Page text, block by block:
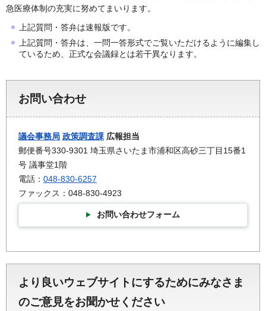
急医療体制の充実に努めてまいります。
上記質問・答弁は速報版です。
上記質問・答弁は、一問一答形式でご覧いただけるように編集し
ているため、正式な会議録とは若干異なります。
お問い合わせ
議会事務局 政策調査課 広報担当
郵便番号330-9301 埼玉県さいたま市浦和区高砂三丁目15番1
号 議事堂1階
電話： 048-830-6257
ファックス：048-830-4923
お問い合わせフォーム
より良いウェブサイトにするためにみなさま
のご意見をお聞かせください